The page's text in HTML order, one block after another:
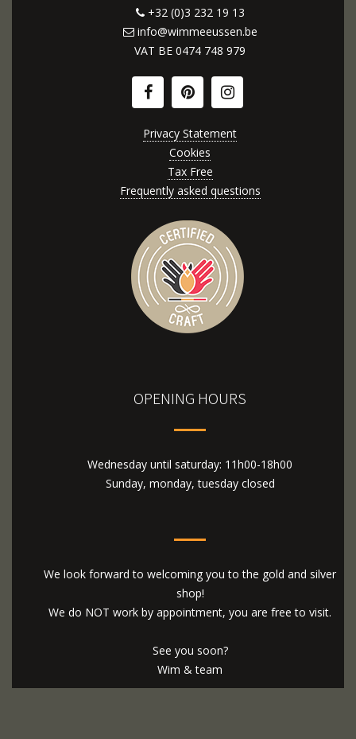
+32 (0)3 232 19 13
info@wimmeeussen.be
VAT BE 0474 748 979
Privacy Statement
Cookies
Tax Free
Frequently asked questions
OPENING HOURS
Wednesday until saturday: 11h00-18h00
Sunday, monday, tuesday closed
We look forward to welcoming you to the gold and silver
shop!
We do NOT work by appointment, you are free to visit.
See you soon?
Wim & team